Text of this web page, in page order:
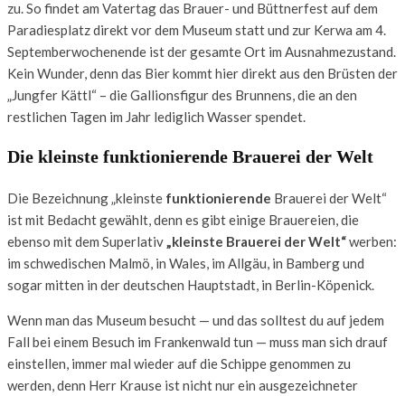
zu. So findet am Vatertag das Brauer- und Büttnerfest auf dem
Paradiesplatz direkt vor dem Museum statt und zur Kerwa am 4.
Septemberwochenende ist der gesamte Ort im Ausnahmezustand.
Kein Wunder, denn das Bier kommt hier direkt aus den Brüsten der
„Jungfer Kättl“ – die Gallionsfigur des Brunnens, die an den
restlichen Tagen im Jahr lediglich Wasser spendet.
Die kleinste funktionierende Brauerei der Welt
Die Bezeichnung „kleinste funktionierende Brauerei der Welt“
ist mit Bedacht gewählt, denn es gibt einige Brauereien, die
ebenso mit dem Superlativ„kleinste Brauerei der Welt“werben:
im schwedischen Malmö, in Wales, im Allgäu, in Bamberg und
sogar mitten in der deutschen Hauptstadt, in Berlin-Köpenick.
Wenn man das Museum besucht — und das solltest du auf jedem
Fall bei einem Besuch im Frankenwald tun — muss man sich drauf
einstellen, immer mal wieder auf die Schippe genommen zu
werden, denn Herr Krause ist nicht nur ein ausgezeichneter